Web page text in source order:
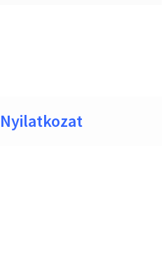
Nyilatkozat